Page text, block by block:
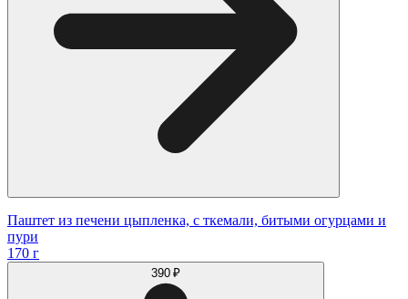
Паштет из печени цыпленка, с ткемали, битыми огурцами и
пури
170 г
390 ₽